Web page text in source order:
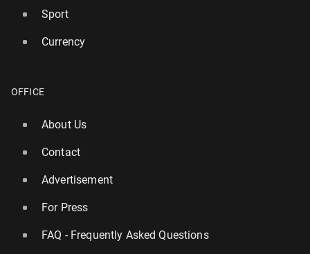
Sport
Currency
OFFICE
About Us
Contact
Advertisement
For Press
FAQ - Frequently Asked Questions